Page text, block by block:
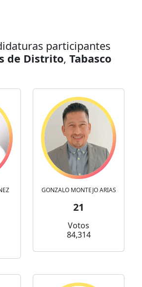
participantes
de Distrito, Tabasco
GONZALO MONTEJO ARIAS
21
Votos
84,314